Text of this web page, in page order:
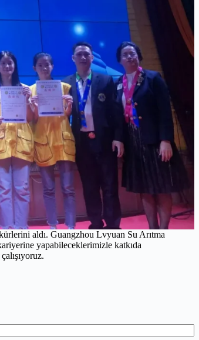
aldı. Guangzhou Lvyuan Su Arıtma
yapabileceklerimizle katkıda